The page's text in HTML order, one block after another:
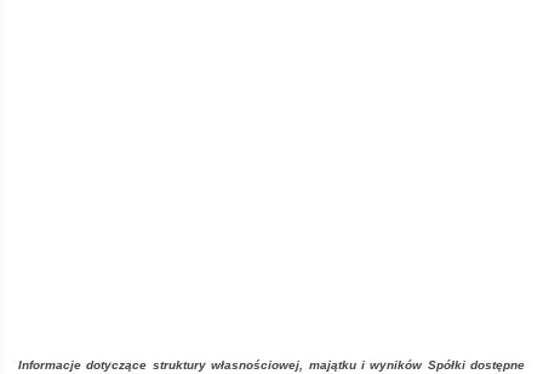
Informacje dotyczące struktury własnościowej, majątku i wyników Spółki dostępne